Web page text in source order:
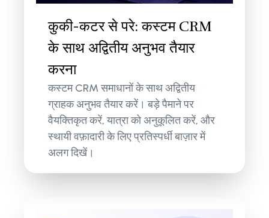
कुकी-कटर से परे: कस्टम CRM
के साथ अद्वितीय अनुभव तैयार
करना
कस्टम CRM समाधानों के साथ अद्वितीय
ग्राहक अनुभव तैयार करें। बड़े पैमाने पर
वैयक्तिकृत करें, यात्रा को अनुकूलित करें, और
स्थायी वफ़ादारी के लिए प्रतिस्पर्धी बाज़ार में
अलग दिखें।